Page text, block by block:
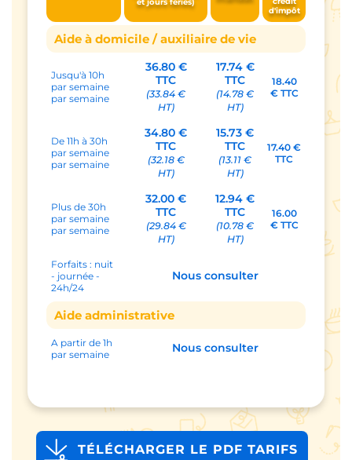
d'impôt
Aide à domicile / auxiliaire de vie
Jusqu'à 10h
par semaine
par semaine
36.80 €
TTC
(33.84 €
HT)
17.74 €
TTC
(14.78 €
HT)
18.40
€ TTC
De 11h à 30h
par semaine
par semaine
34.80 €
TTC
(32.18 €
HT)
15.73 €
TTC
(13.11 €
HT)
17.40 €
TTC
Plus de 30h
par semaine
par semaine
32.00 €
TTC
(29.84 €
HT)
12.94 €
TTC
(10.78 €
HT)
16.00
€ TTC
Forfaits : nuit
- journée -
24h/24
Nous consulter
Aide administrative
A partir de 1h
par semaine
Nous consulter
TÉLÉCHARGER LE PDF TARIFS